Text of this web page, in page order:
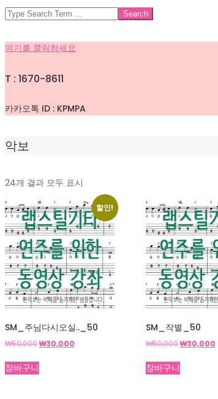
SEARCH
여기를 클릭하세요
T : 1670-8611
카카오톡 ID : KPMPA
악보
24개 결과 모두 표시
순
으
로
정
렬
됨
할인!
SM_주님다시오실.._50
₩50,000원
가
격:
₩30,000
장바구니
SM_작별_50
₩50,000원
가
격:
₩30,000현
장바구니